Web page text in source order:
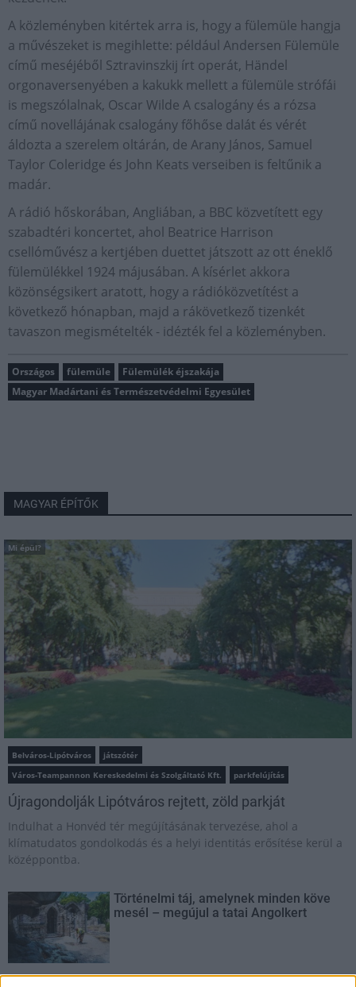
A közleményben kitértek arra is, hogy a fülemüle hangja
a művészeket is megihlette: például Andersen Fülemüle
című meséjéből Sztravinszkij írt operát, Händel
orgonaversenyében a kakukk mellett a fülemüle strófái
is megszólalnak, Oscar Wilde A csalogány és a rózsa
című novellájának csalogány főhőse dalát és vérét
áldozta a szerelem oltárán, de Arany János, Samuel
Taylor Coleridge és John Keats verseiben is feltűnik a
madár.
A rádió hőskorában, Angliában, a BBC közvetített egy
szabadtéri koncertet, ahol Beatrice Harrison
csellóművész a kertjében duettet játszott az ott éneklő
fülemülékkel 1924 májusában. A kísérlet akkora
közönségsikert aratott, hogy a rádióközvetítést a
következő hónapban, majd a rákövetkező tizenkét
tavaszon megismételték - idézték fel a közleményben.
Országos fülemüle
Fülemülék éjszakája
Magyar Madártani és Természetvédelmi Egyesület
MAGYAR ÉPÍTŐK
Mi épül?
Belváros-Lipótváros
játszótér
Város-Teampannon Kereskedelmi és Szolgáltató Kft.
parkfelújítás
Újragondolják Lipótváros rejtett, zöld parkját
Indulhat a Honvéd tér megújításának tervezése, ahol a
klímatudatos gondolkodás és a helyi identitás erősítése kerül a
középpontba.
Történelmi táj, amelynek minden köve
mesél – megújul a tatai Angolkert